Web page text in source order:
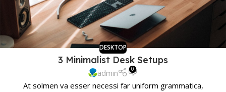
DESKTOP
3 Minimalist Desk Setups
admin 0
At solmen va esser necessi far uniform grammatica,